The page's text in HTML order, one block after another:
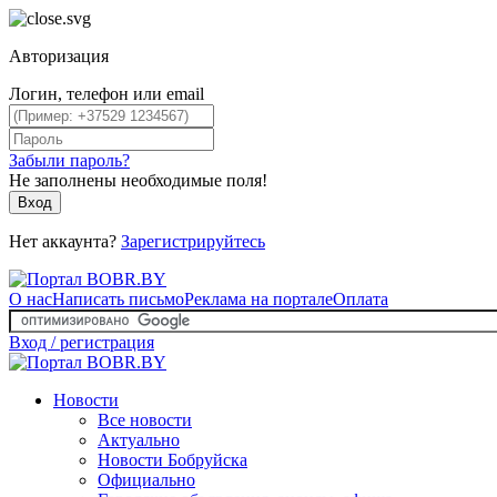
Авторизация
Логин, телефон или email
Забыли пароль?
Не заполнены необходимые поля!
Вход
Нет аккаунта? Зарегистрируйтесь
О насНаписать письмоРеклама на порталеОплата
Вход / регистрация
Новости
Все новости
Актуально
Новости Бобруйска
Официально